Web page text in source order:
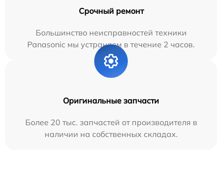
Срочный ремонт
Большинство неисправностей техники
Panasonic мы устраняем в течение 2 часов.
Оригинальные запчасти
Более 20 тыс. запчастей от производителя в
наличии на собственных складах.